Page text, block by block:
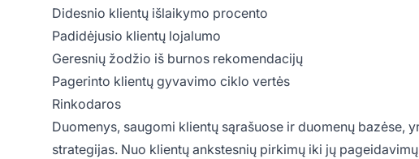
Didesnio klientų išlaikymo procento
Padidėjusio klientų lojalumo
Geresnių žodžio iš burnos rekomendacijų
Pagerinto klientų gyvavimo ciklo vertės
Rinkodaros
Duomenys, saugomi klientų sąrašuose ir duomenų bazėse,
strategijas. Nuo klientų ankstesnių pirkimų iki jų